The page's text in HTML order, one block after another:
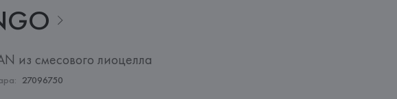
из смесового лиоцелла
27096750